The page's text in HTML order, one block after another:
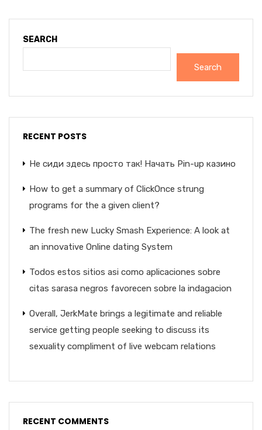
SEARCH
Search
RECENT POSTS
Не сиди здесь просто так! Начать Pin-up казино
How to get a summary of ClickOnce strung
programs for the a given client?
The fresh new Lucky Smash Experience: A look at
an innovative Online dating System
Todos estos sitios asi­ como aplicaciones sobre
citas sarasa negros favorecen sobre la indagacion
Overall, JerkMate brings a legitimate and reliable
service getting people seeking to discuss its
sexuality compliment of live webcam relations
RECENT COMMENTS